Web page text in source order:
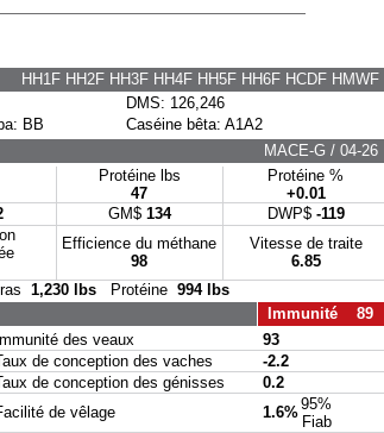
HH1F HH2F HH3F HH4F HH5F HH6F HCDF HMWF
DMS: 126,246
BB
Caséine bêta: A1A2
MACE-G / 04-26
Protéine lbs
47
Protéine %
+0.01
GM$ 134 DWP$ -119
Efficience du méthane
98
Vitesse de traite
6.85
1,230 lbs Protéine 994 lbs
Immunité 89
des veaux
93
de conception des vaches
-2.2
de conception des génisses
0.2
de vêlage 1.6%95%
Fiab